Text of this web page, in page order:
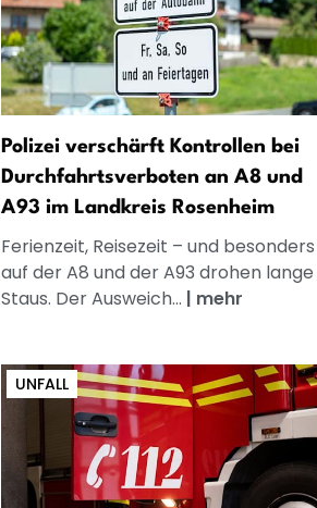
Polizei verschärft Kontrollen bei
Durchfahrtsverboten an A8 und
A93 im Landkreis Rosenheim
Ferienzeit, Reisezeit – und besonders
auf der A8 und der A93 drohen lange
Staus. Der Ausweich... | mehr
UNFALL